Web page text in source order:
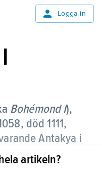
Logga in
Bohémond I),
död 1111,
Antakya i
ledarna för det
artikeln?